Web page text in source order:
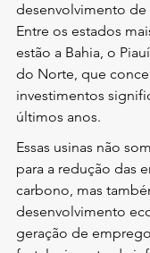
desenvolvimento de
Entre os estados
estão a Bahia, o
do Norte, que
investimentos
últimos anos.
Essas usinas não
para a redução das
carbono, mas
desenvolvimento
geração de